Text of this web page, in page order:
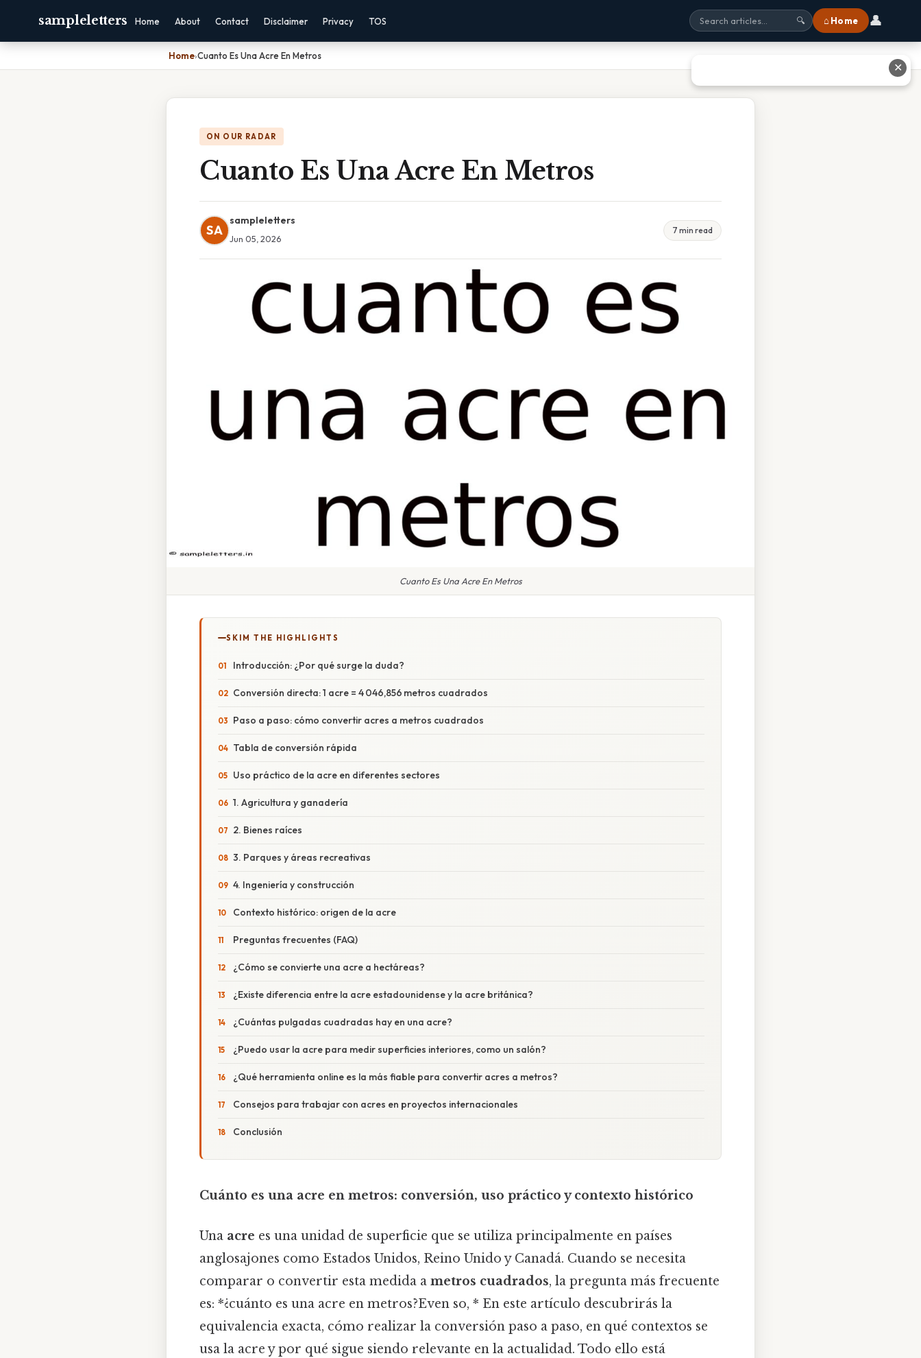
sampleletters Home About Contact Disclaimer Privacy TOS 🔍 ⌂ Home 👤
Home›Cuanto Es Una Acre En Metros
ON OUR RADAR
Cuanto Es Una Acre En Metros
SA
sampleletters
Jun 05, 2026
7 min read
Cuanto Es Una Acre En Metros
SKIM THE HIGHLIGHTS
Introducción: ¿Por qué surge la duda?
Conversión directa: 1 acre = 4 046,856 metros cuadrados
Paso a paso: cómo convertir acres a metros cuadrados
Tabla de conversión rápida
Uso práctico de la acre en diferentes sectores
1. Agricultura y ganadería
2. Bienes raíces
3. Parques y áreas recreativas
4. Ingeniería y construcción
Contexto histórico: origen de la acre
Preguntas frecuentes (FAQ)
¿Cómo se convierte una acre a hectáreas?
¿Existe diferencia entre la acre estadounidense y la acre británica?
¿Cuántas pulgadas cuadradas hay en una acre?
¿Puedo usar la acre para medir superficies interiores, como un salón?
¿Qué herramienta online es la más fiable para convertir acres a metros?
Consejos para trabajar con acres en proyectos internacionales
Conclusión
Cuánto es una acre en metros: conversión, uso práctico y contexto histórico
Una acre es una unidad de superficie que se utiliza principalmente en países
anglosajones como Estados Unidos, Reino Unido y Canadá. Cuando se necesita
comparar o convertir esta medida a metros cuadrados, la pregunta más frecuente
es: *¿cuánto es una acre en metros?Even so, * En este artículo descubrirás la
equivalencia exacta, cómo realizar la conversión paso a paso, en qué contextos se
usa la acre y por qué sigue siendo relevante en la actualidad. Todo ello está
✕